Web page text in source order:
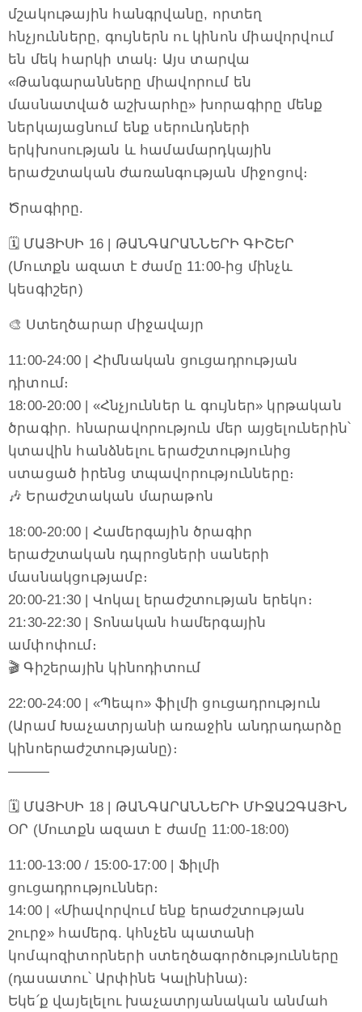
մշակութային հանգրվանը, որտեղ
հնչյունները, գույներն ու կինոն միավորվում
են մեկ հարկի տակ։ Այս տարվա
«Թանգարանները միավորում են
մասնատված աշխարհը» խորագիրը մենք
ներկայացնում ենք սերունդների
երկխոսության և համամարդկային
երաժշտական ժառանգության միջոցով։
Ծրագիրը.
🗓 ՄԱՅԻՍԻ 16 | ԹԱՆԳԱՐԱՆՆԵՐԻ ԳԻՇԵՐ
(Մուտքն ազատ է ժամը 11:00-ից մինչև
կեսգիշեր)
🎨 Ստեղծարար միջավայր
11:00-24:00 | Հիմնական ցուցադրության
դիտում։
18:00-20:00 | «Հնչյուններ և գույներ» կրթական
ծրագիր. հնարավորություն մեր այցելուներին՝
կտավին հանձնելու երաժշտությունից
ստացած իրենց տպավորությունները։
🎶 Երաժշտական մարաթոն
18:00-20:00 | Համերգային ծրագիր
երաժշտական դպրոցների սաների
մասնակցությամբ։
20:00-21:30 | Վոկալ երաժշտության երեկո։
21:30-22:30 | Տոնական համերգային
ամփոփում։
🎬 Գիշերային կինոդիտում
22:00-24:00 | «Պեպո» ֆիլմի ցուցադրություն
(Արամ Խաչատրյանի առաջին անդրադարձը
կինոերաժշտությանը)։
———
🗓 ՄԱՅԻՍԻ 18 | ԹԱՆԳԱՐԱՆՆԵՐԻ ՄԻՋԱԶԳԱՅԻՆ
ՕՐ (Մուտքն ազատ է ժամը 11:00-18:00)
11:00-13:00 / 15:00-17:00 | Ֆիլմի
ցուցադրություններ։
14:00 | «Միավորվում ենք երաժշտության
շուրջ» համերգ. կհնչեն պատանի
կոմպոզիտորների ստեղծագործությունները
(դասատու՝ Արփինե Կալինինա)։
Եկե՛ք վայելելու խաչատրյանական անմահ